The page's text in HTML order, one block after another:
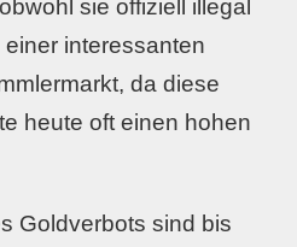
sie offiziell illegal
interessanten
da diese
heute oft einen hohen
Goldverbots sind bis